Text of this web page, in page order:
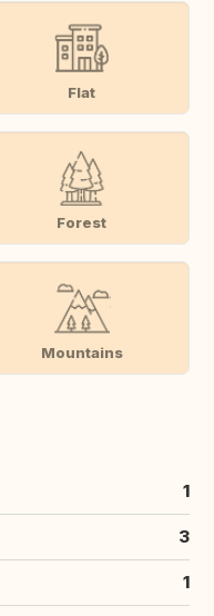
Flat
Forest
Mountains
1
3
1